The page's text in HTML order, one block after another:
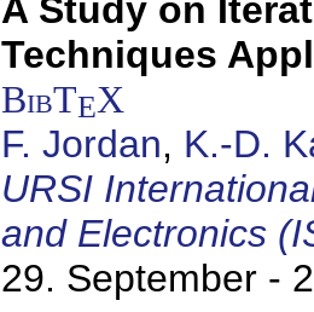
A Study on
Techniques
BibTEX
F. Jordan, K.-D.
URSI
and Electronics
29. September -